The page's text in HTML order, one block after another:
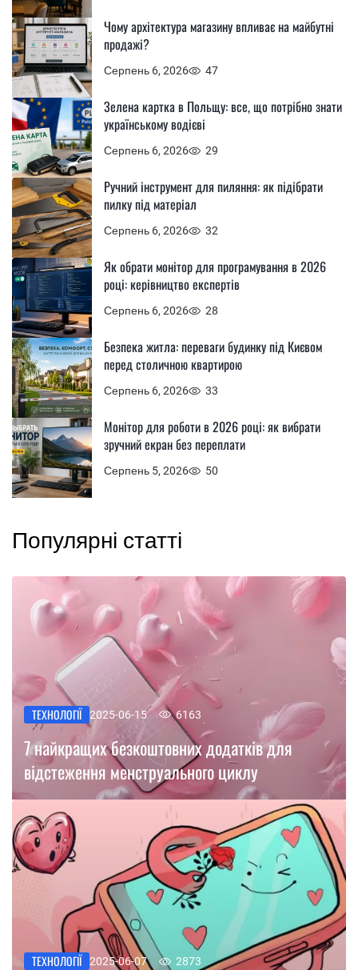
Серпень 6, 2026 47
Чому архітектура магазину впливає на майбутні
продажі?
Серпень 6, 2026 29
Зелена картка в Польщу: все, що потрібно знати
українському водієві
Серпень 6, 2026 32
Ручний інструмент для пиляння: як підібрати
пилку під матеріал
Серпень 6, 2026 28
Як обрати монітор для програмування в 2026
році: керівництво експертів
Серпень 6, 2026 33
Безпека житла: переваги будинку під Києвом
перед столичною квартирою
Серпень 5, 2026 50
Монітор для роботи в 2026 році: як вибрати
зручний екран без переплати
Популярні статті
ТЕХНОЛОГІЇ 2025-06-15 6163
7 найкращих безкоштовних додатків для
відстеження менструального циклу
ТЕХНОЛОГІЇ 2025-06-07 2873